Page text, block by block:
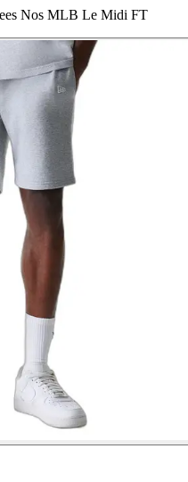
Nos MLB Le Midi FT